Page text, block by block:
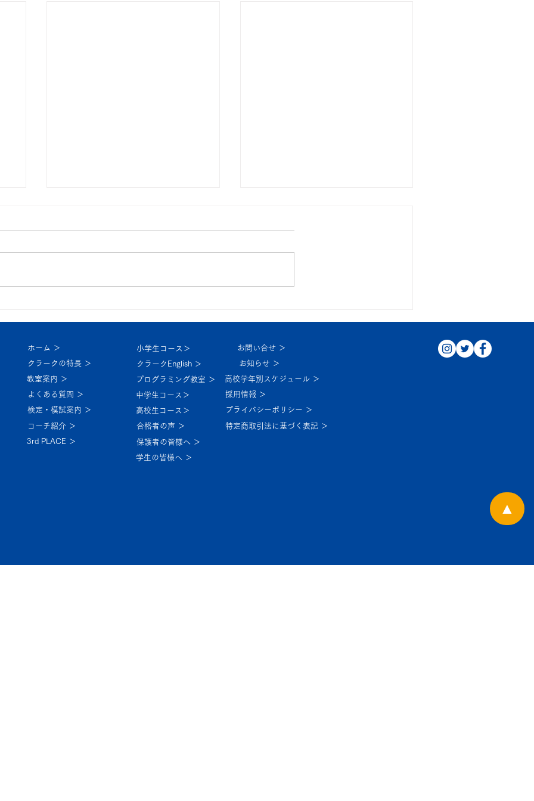
ホーム ＞
クラークの特長 ＞
教室案内 ＞
よくある質問 ＞
検定・模試案内 ＞
コーチ紹介 ＞
3rd PLACE ＞
小学生コース＞
クラークEnglish ＞
プログラミング教室 ＞
中学生コース＞
高校生コース＞
合格者の声 ＞
保護者の皆様へ ＞
学生の皆様へ ＞
お問い合せ ＞
お知らせ ＞
高校学年別スケジュール ＞
採用情報 ＞
プライバシーポリシー ＞
特定商取引法に基づく表記 ＞
▲